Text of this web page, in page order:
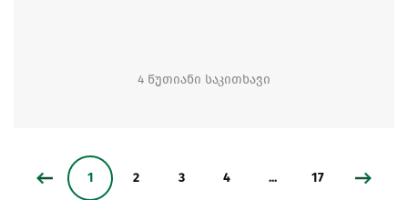
4 წუთიანი საკითხავი
1 2 3 4 ... 17